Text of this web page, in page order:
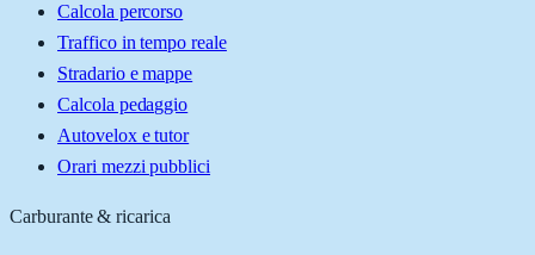
Calcola percorso
Traffico in tempo reale
Stradario e mappe
Calcola pedaggio
Autovelox e tutor
Orari mezzi pubblici
Carburante & ricarica